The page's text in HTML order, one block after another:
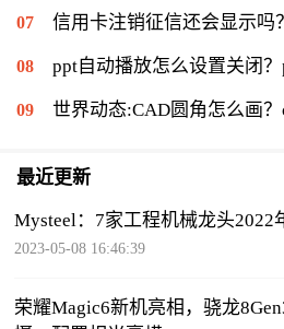
信用卡注销征信还会显示吗？银行被
ppt自动播放怎么设置关闭？ppt自动
世界动态:CAD圆角怎么画？
最近更新
Mysteel：7家工程机械龙头2022
2023-05-08 16:46:39
荣耀Magic6新机亮相，骁龙